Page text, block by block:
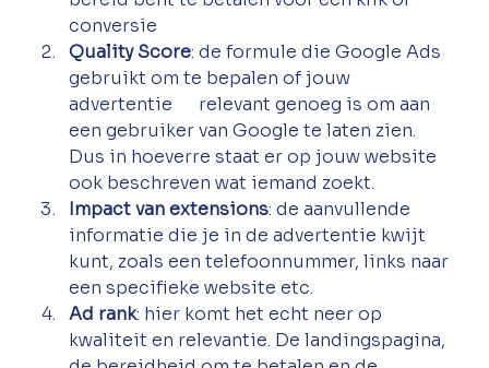
conversie
Quality Score: de formule die Google Ads
gebruikt om te bepalen of jouw
advertentie      relevant genoeg is om aan
een gebruiker van Google te laten zien.
Dus in hoeverre staat er op jouw website
ook beschreven wat iemand zoekt.
Impact van extensions: de aanvullende
informatie die je in de advertentie kwijt
kunt, zoals een telefoonnummer, links naar
een specifieke website etc.
Ad rank: hier komt het echt neer op
kwaliteit en relevantie. De landingspagina,